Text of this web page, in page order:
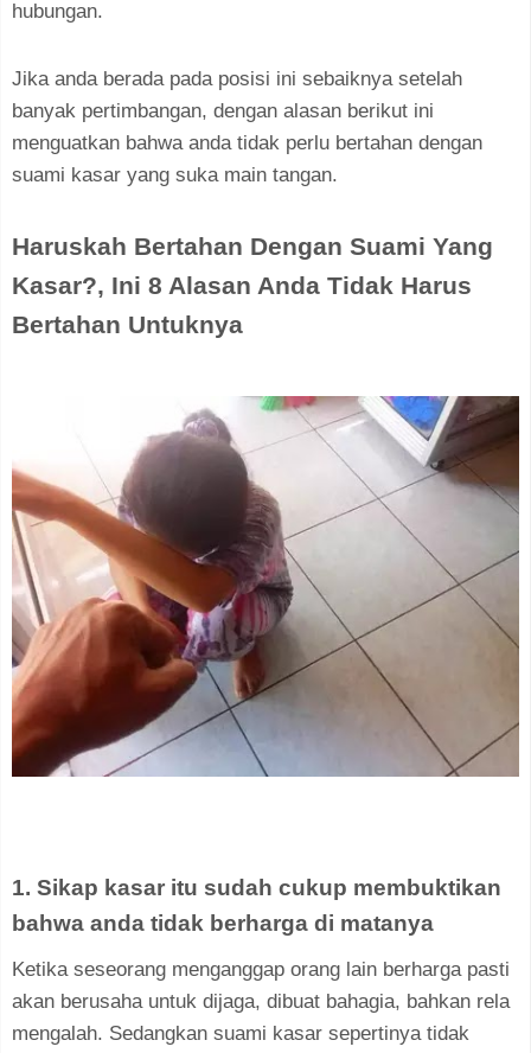
hubungan.
Jika anda berada pada posisi ini sebaiknya setelah
banyak pertimbangan, dengan alasan berikut ini
menguatkan bahwa anda tidak perlu bertahan dengan
suami kasar yang suka main tangan.
Haruskah Bertahan Dengan Suami Yang
Kasar?, Ini 8 Alasan Anda Tidak Harus
Bertahan Untuknya
1. Sikap kasar itu sudah cukup membuktikan
bahwa anda tidak berharga di matanya
Ketika seseorang menganggap orang lain berharga pasti
akan berusaha untuk dijaga, dibuat bahagia, bahkan rela
mengalah. Sedangkan suami kasar sepertinya tidak